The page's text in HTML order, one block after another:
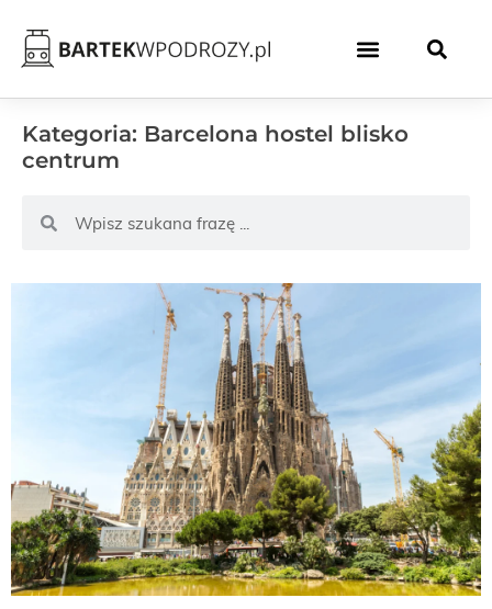
Kategoria: Barcelona hostel blisko
centrum